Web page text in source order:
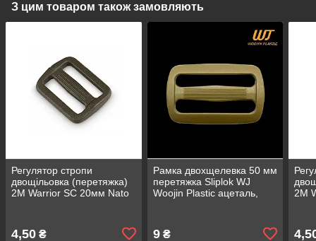
З цим товаром також замовляють
Регулятор стропи
двощільовка (перетяжка)
2M Warrior SC 20мм Nato
4,50 ₴
Рамка двохщелевка 50 мм
перетяжка Sliplok WJ
Woojin Plastic ацеталь,
9₴
2M